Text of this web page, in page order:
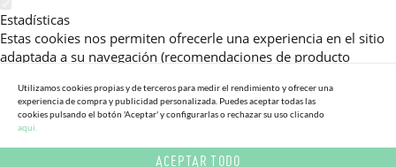
Estadísticas
Estas cookies nos permiten ofrecerle una experiencia en el sitio
adaptada a su navegación (recomendaciones de producto
consultadas, etc).Al activar esta cookie, nos ayuda a mejorar aún
más su experiencia.
Publicitarias
Utilizamos cookies propias y de terceros para medir el rendimiento y ofrecer una
experiencia de compra y publicidad personalizada. Puedes aceptar todas las
cookies pulsando el botón 'Aceptar' y configurarlas o rechazar su uso clicando
aqui.
ACEPTAR TODO